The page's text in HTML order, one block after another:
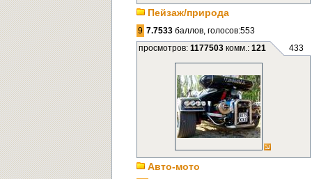
Пейзаж/природа
9 7.7533баллов, голосов:553
просмотров: 1177503комм.: 121 433
Авто-мото